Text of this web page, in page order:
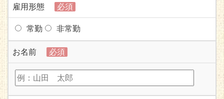
雇用形態 必須
常勤 非常勤
お名前 必須